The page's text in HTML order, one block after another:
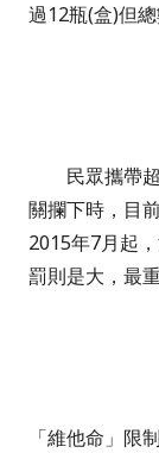
過12瓶(盒)但總
民眾攜帶超
關攔下時，目
2015年7月起
罰則是大，最
「維他命」限